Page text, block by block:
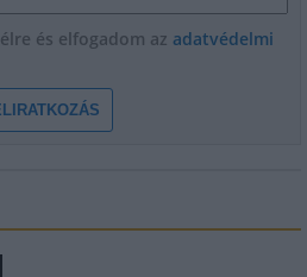
és elfogadom az adatvédelmi